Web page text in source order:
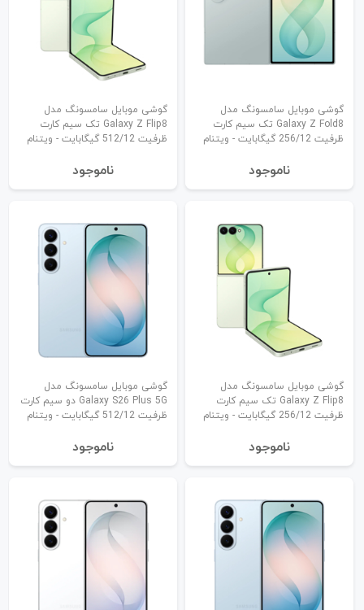
گوشی موبایل سامسونگ مدل
Galaxy Z Fold8 تک سیم کارت
ظرفیت 256/12 گیگابایت - ویتنام
نا‌موجود
گوشی موبایل سامسونگ مدل
Galaxy Z Flip8 تک سیم کارت
ظرفیت 512/12 گیگابایت - ویتنام
نا‌موجود
گوشی موبایل سامسونگ مدل
Galaxy Z Flip8 تک سیم کارت
ظرفیت 256/12 گیگابایت - ویتنام
نا‌موجود
گوشی موبایل سامسونگ مدل
Galaxy S26 Plus 5G دو سیم کارت
ظرفیت 512/12 گیگابایت - ویتنام
نا‌موجود